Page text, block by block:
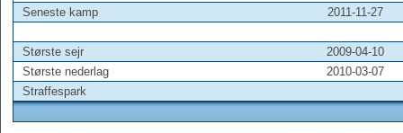
Seneste kamp
2011-11-27
Største sejr
2009-04-10
Største nederlag
2010-03-07
Straffespark